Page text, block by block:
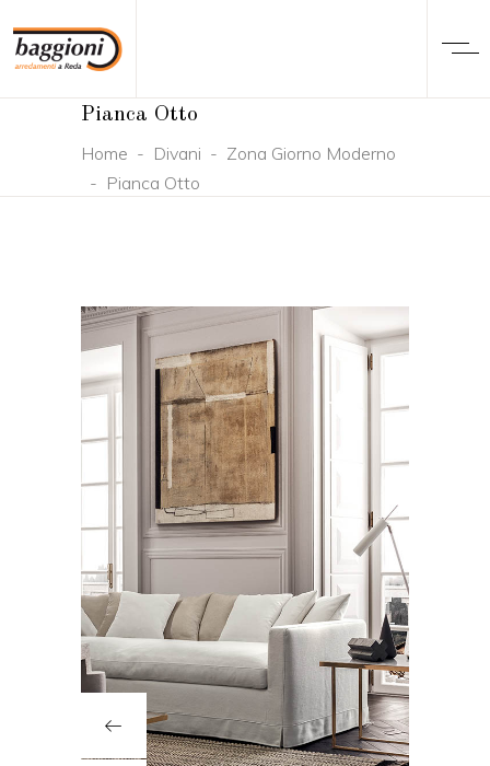
Pianca Otto
Home - Divani - Zona Giorno Moderno
- Pianca Otto